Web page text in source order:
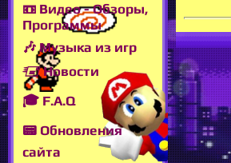
📼 Видео - Обзоры,
Программы
🎶 Музыка из игр
🖅 Новости
🎓 F.A.Q
📟 Обновления
сайта